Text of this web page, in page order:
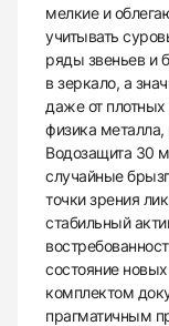
мелкие и
учитывать
ряды звеньев и
в зеркало, а
даже от
физика
Водозащита 30
случайные
точки зрения
стабильный
состояние
комплектом
прагматичным